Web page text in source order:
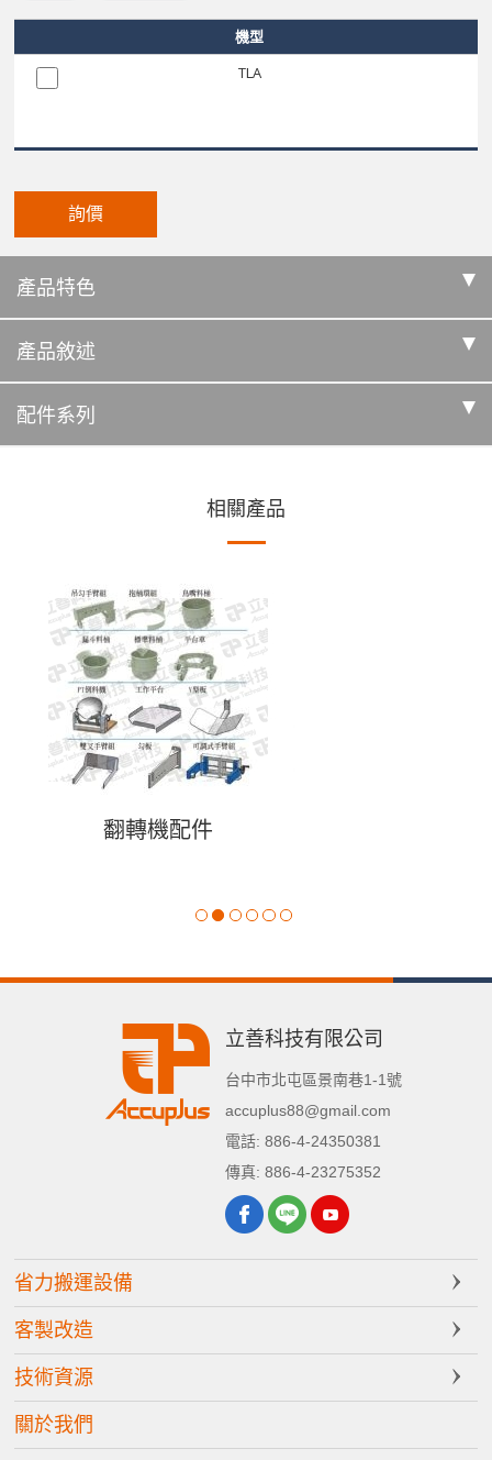
機型
TLA
詢價
產品特色
產品敘述
配件系列
相關產品
翻轉機配件
立善科技有限公司
台中市北屯區景南巷1-1號
accuplus88@gmail.com
電話: 886-4-24350381
傳真: 886-4-23275352
省力搬運設備
客製改造
技術資源
關於我們